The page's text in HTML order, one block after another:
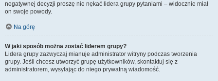
negatywnej decyzji proszę nie nękać lidera grupy pytaniami – widocznie miał
on swoje powody.
Na górę
W jaki sposób można zostać liderem grupy?
Lidera grupy zazwyczaj mianuje administrator witryny podczas tworzenia
grupy. Jeśli chcesz utworzyć grupę użytkowników, skontaktuj się z
administratorem, wysyłając do niego prywatną wiadomość.